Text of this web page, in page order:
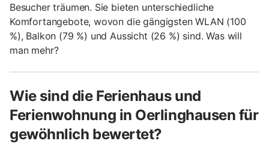
Besucher träumen. Sie bieten unterschiedliche
Komfortangebote, wovon die gängigsten WLAN (100
%), Balkon (79 %) und Aussicht (26 %) sind. Was will
man mehr?
Wie sind die Ferienhaus und
Ferienwohnung in Oerlinghausen für
gewöhnlich bewertet?